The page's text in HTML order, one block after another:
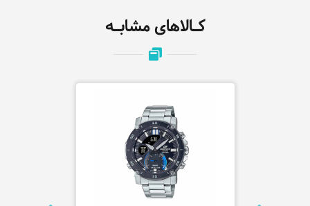
کـالاهای مشابـه